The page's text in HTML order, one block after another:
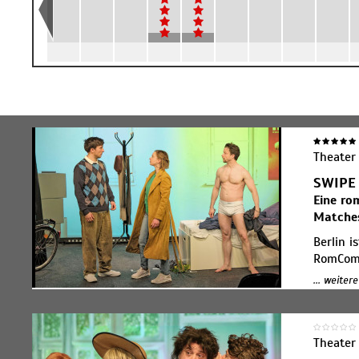
Theater
Eine
Berlin
Das
im
große
...
Theater